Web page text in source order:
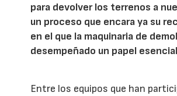
para devolver los terrenos a
un proceso que encara ya su
en el que la maquinaria de
desempeñado un papel
Entre los equipos que han